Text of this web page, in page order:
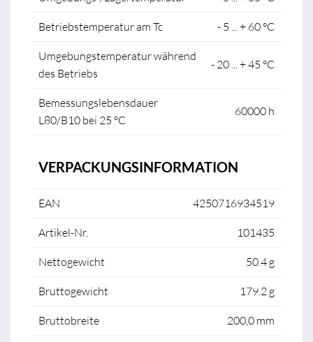
Betriebstemperatur am Tc - 5 ... + 60 °C
Umgebungstemperatur während
des Betriebs
- 20 ... + 45 °C
Bemessungslebensdauer
L80/B10 bei 25 °C
60000 h
VERPACKUNGSINFORMATION
EAN 4250716934519
Artikel-Nr. 101435
Nettogewicht 50.4 g
Bruttogewicht 179.2 g
Bruttobreite 200,0 mm